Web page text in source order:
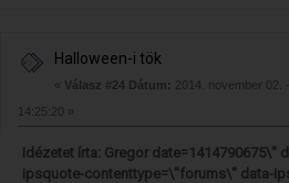
Halloween-i tök
« Válasz #24 Dátum:
2014. november 02. -
14:25:20 »
Idézetet írta: Gregor
ipsquote-contenttype=\"forums\" data-